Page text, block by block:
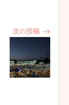
次の投稿